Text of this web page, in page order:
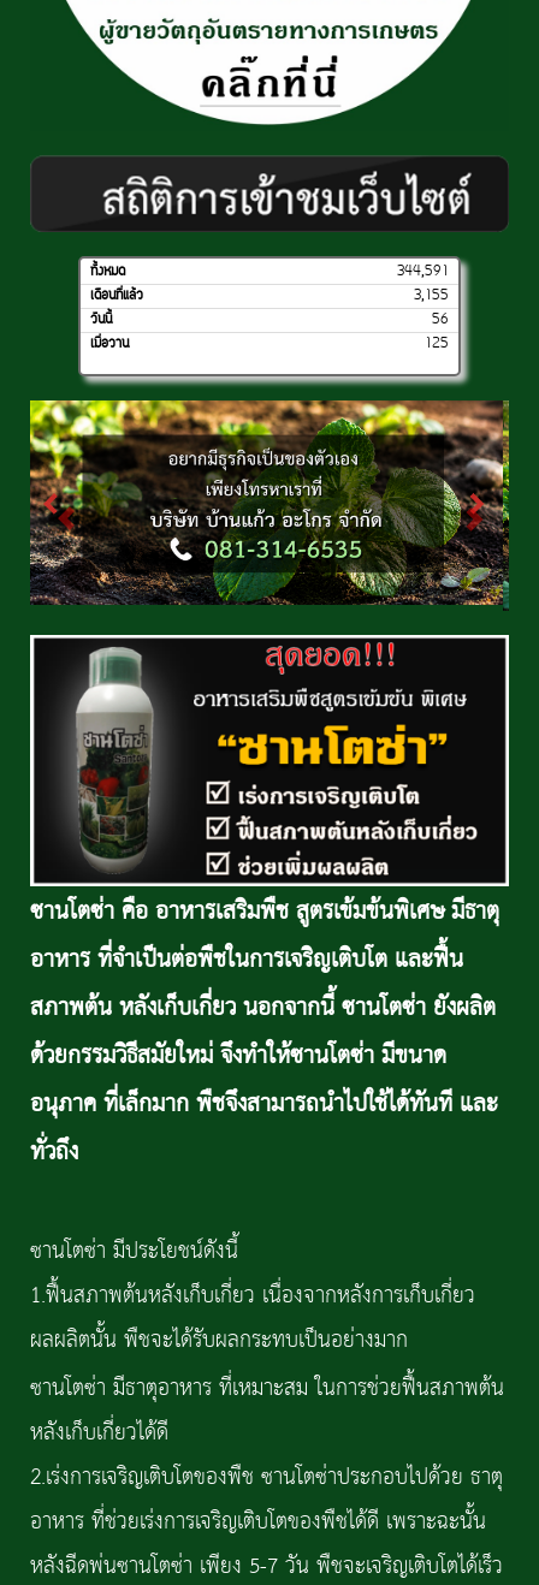
ทั้งหมด
344,591
เดือนที่แล้ว
3,155
วันนี้
56
เมื่อวาน
125
ซานโตซ่า คือ อาหารเสริมพืช สูตรเข้มข้นพิเศษ มีธาตุ
อาหาร ที่จำเป็นต่อพืชในการเจริญเติบโต และฟื้น
สภาพต้น หลังเก็บเกี่ยว นอกจากนี้ ซานโตซ่า ยังผลิต
ด้วยกรรมวิธีสมัยใหม่ จึงทำให้ซานโตซ่า มีขนาด
อนุภาค ที่เล็กมาก พืชจึงสามารถนำไปใช้ได้ทันที และ
ทั่วถึง
ซานโตซ่า มีประโยชน์ดังนี้
1.ฟื้นสภาพต้นหลังเก็บเกี่ยว เนื่องจากหลังการเก็บเกี่ยว
ผลผลิตนั้น พืชจะได้รับผลกระทบเป็นอย่างมาก
ซานโตซ่า มีธาตุอาหาร ที่เหมาะสม ในการช่วยฟื้นสภาพต้น
หลังเก็บเกี่ยวได้ดี
2.เร่งการเจริญเติบโตของพืช ซานโตซ่าประกอบไปด้วย ธาตุ
อาหาร ที่ช่วยเร่งการเจริญเติบโตของพืชได้ดี เพราะฉะนั้น